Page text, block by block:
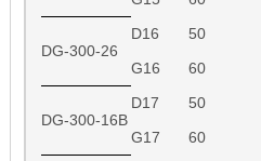
DG-300-26
D16 50
G16
60
DG-300-16B
D17 50
G17
60